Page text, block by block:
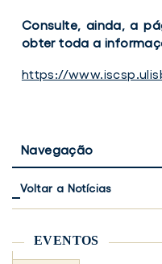
Consulte, ainda, a
obter toda a
https://
Navegação
Voltar a Notícias
EVENTOS